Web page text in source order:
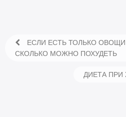
ЕСЛИ ЕСТЬ ТОЛЬКО
СКОЛЬКО МОЖНО ПОХУДЕТЬ
ДИЕТА ПРИ